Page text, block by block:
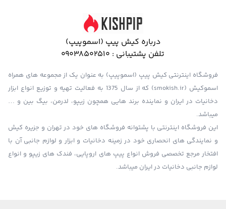
درباره کیش پیپ (اسموپیپ)
تلفن پشتیبانی : 09038502510
فروشگاه اینترنتی کیش پیپ (اسموپیپ) به عنوان یک از مجموعه های همراه
اسموکیش (smokish.ir) که از سال 1375 به فعالیت تهیه و توزیع انواع ابزار
دخانیات در ایران و نماینده برند هایی همچون زیپو، لدرمن، بیگ بین و …
میباشد.
این فروشگاه اینترنتی با پشتوانه فروشگاه های خود در تهران و جزیره کیش
و نمایندگی های انحصاری خود در زمینه دخانیات و ابزار و لوازم جانبی آن با
افتخار مرجع تخصصی فروش انواع پیپ های اروپایی، فندک های زیپو و انواع
لوازم جانبی دخانیات در ایران میباشد.